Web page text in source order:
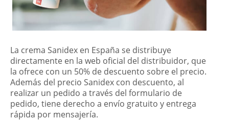
La crema Sanidex en España se distribuye
directamente en la web oficial del distribuidor, que
la ofrece con un 50% de descuento sobre el precio.
Además del precio Sanidex con descuento, al
realizar un pedido a través del formulario de
pedido, tiene derecho a envío gratuito y entrega
rápida por mensajería.